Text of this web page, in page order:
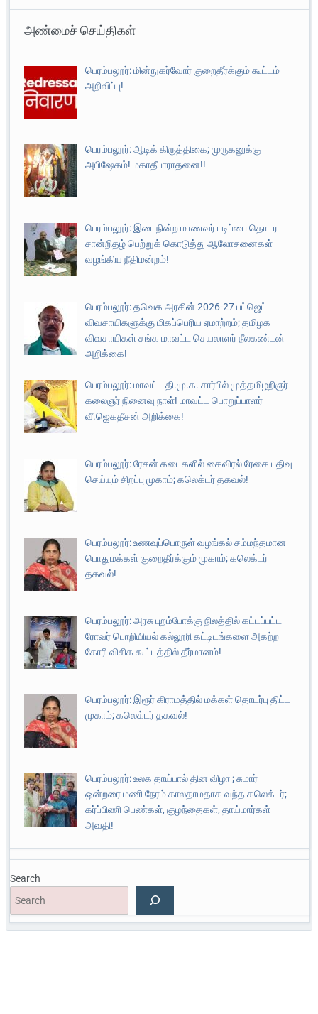
அண்மைச் செய்திகள்
பெரம்பலூர்: மின்நுகர்வோர் குறைதீர்க்கும் கூட்டம்
அறிவிப்பு!
பெரம்பலூர்: ஆடிக் கிருத்திகை; முருகனுக்கு
அபிஷேகம்! மகாதீபாராதனை!!
பெரம்பலூர்: இடைநின்ற மாணவர் படிப்பை தொடர
சான்றிதழ் பெற்றுக் கொடுத்து ஆலோசனைகள்
வழங்கிய நீதிமன்றம்!
பெரம்பலூர்: தவெக அரசின் 2026-27 பட்ஜெட்
விவசாயிகளுக்கு மிகப்பெரிய ஏமாற்றம்; தமிழக
விவசாயிகள் சங்க மாவட்ட செயலாளர் நீலகண்டன்
அறிக்கை!
பெரம்பலூர்: மாவட்ட தி.மு.க. சார்பில் முத்தமிழறிஞர்
கலைஞர் நினைவு நாள்! மாவட்ட பொறுப்பாளர்
வீ.ஜெகதீசன் அறிக்கை!
பெரம்பலூர்: ரேசன் கடைகளில் கைவிரல் ரேகை பதிவு
செய்யும் சிறப்பு முகாம்; கலெக்டர் தகவல்!
பெரம்பலூர்: உணவுப்பொருள் வழங்கல் சம்மந்தமான
பொதுமக்கள் குறைதீர்க்கும் முகாம்; கலெக்டர்
தகவல்!
பெரம்பலூர்: அரசு புறம்போக்கு நிலத்தில் கட்டப்பட்ட
ரோவர் பொறியியல் கல்லூரி கட்டிடங்களை அகற்ற
கோரி விசிக கூட்டத்தில் தீர்மானம்!
பெரம்பலூர்: இரூர் கிராமத்தில் மக்கள் தொடர்பு திட்ட
முகாம்; கலெக்டர் தகவல்!
பெரம்பலூர்: உலக தாய்பால் தின விழா ; சுமார்
ஒன்றரை மணி நேரம் காலதாமதாக வந்த கலெக்டர்;
கர்ப்பிணி பெண்கள், குழந்தைகள், தாய்மார்கள்
அவதி!
Search